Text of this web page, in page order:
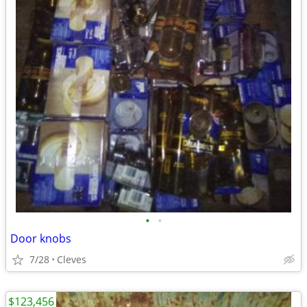
• •
Door knobs
7/28 Cleves
$123,456